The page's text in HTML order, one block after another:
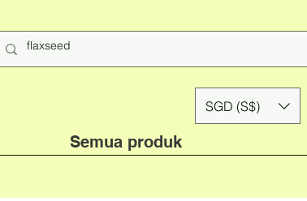
SGD (S$)
Semua produk